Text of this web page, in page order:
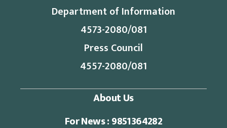
Department of Information
4573-2080/081
Press Council
4557-2080/081
About Us
For News : 9851364282